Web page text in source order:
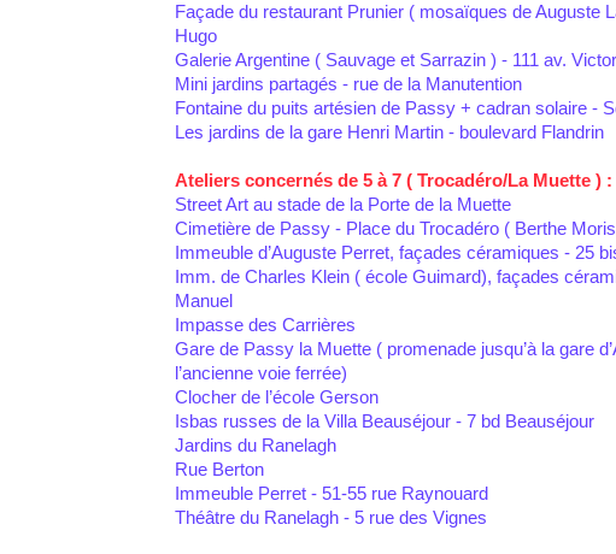
Façade du restaurant Prunier ( mosaïques de Auguste
Hugo
Galerie Argentine ( Sauvage et Sarrazin ) - 111 av.
Mini jardins partagés - rue de la Manutention
Fontaine du puits artésien de Passy + cadran solaire -
Les jardins de la gare Henri Martin - boulevard Flandrin
Ateliers concernés de 5 à 7 ( Trocadéro/La Muette ) :
Street Art au stade de la Porte de la Muette
Cimetière de Passy - Place du Trocadéro ( Berthe
Immeuble d’Auguste Perret, façades céramiques - 25
Imm. de Charles Klein ( école Guimard), façades
Manuel
Impasse des Carrières
Gare de Passy la Muette ( promenade jusqu’à la gare
l’ancienne voie ferrée)
Clocher de l’école Gerson
Isbas russes de la Villa Beauséjour - 7 bd Beauséjour
Jardins du Ranelagh
Rue Berton
Immeuble Perret - 51-55 rue Raynouard
Théâtre du Ranelagh - 5 rue des Vignes